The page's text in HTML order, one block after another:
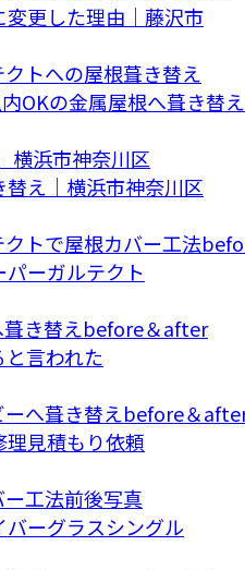
更した理由｜藤沢市
OKの金属屋根へ葺き替え
え｜横浜市神奈川区
ーガルテクト
言われた
見積もり依頼
ーグラスシングル